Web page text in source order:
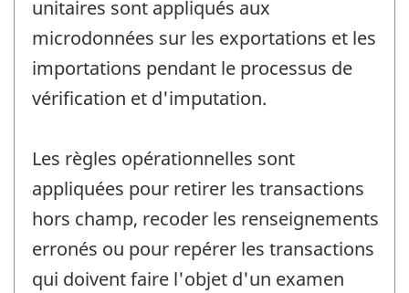
unitaires sont appliqués aux
microdonnées sur les exportations et les
importations pendant le processus de
vérification et d'imputation.
Les règles opérationnelles sont
appliquées pour retirer les transactions
hors champ, recoder les renseignements
erronés ou pour repérer les transactions
qui doivent faire l'objet d'un examen